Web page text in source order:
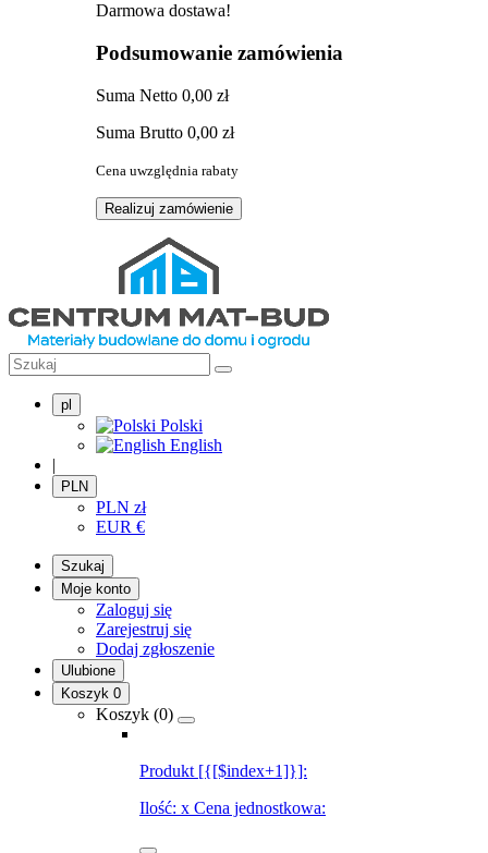
Darmowa dostawa!
Podsumowanie zamówienia
Suma Netto 0,00 zł
Suma Brutto 0,00 zł
Cena uwzględnia rabaty
Realizuj zamówienie
pl
Polski
English
|
PLN
PLN zł
EUR €
Szukaj
Moje konto
Zaloguj się
Zarejestruj się
Dodaj zgłoszenie
Ulubione
Koszyk 0
Koszyk (0)
Produkt [{[$index+1]}]:
Ilość: x Cena jednostkowa: